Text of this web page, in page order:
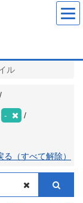
ル
-
（すべて解除）